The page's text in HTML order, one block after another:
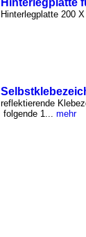
Hinterlegplatte
Hinterlegplatte 200
reflektierende
folgende 1... mehr